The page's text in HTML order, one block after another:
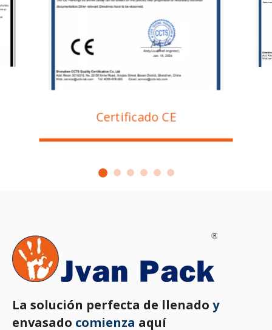
Certificado CE
La solución perfecta de llenado y
envasado comienza aquí